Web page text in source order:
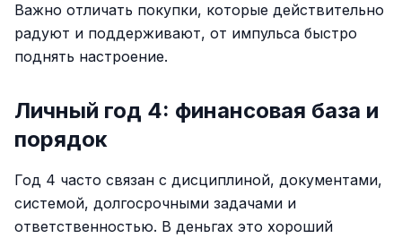
Важно отличать покупки, которые действительно
радуют и поддерживают, от импульса быстро
поднять настроение.
Личный год 4: финансовая база и
порядок
Год 4 часто связан с дисциплиной, документами,
системой, долгосрочными задачами и
ответственностью. В деньгах это хороший